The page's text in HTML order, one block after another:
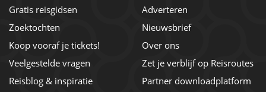
Gratis reisgidsen
Zoektochten
Koop vooraf je tickets!
Veelgestelde vragen
Reisblog & inspiratie
Adverteren
Nieuwsbrief
Over ons
Zet je verblijf op Reisroutes
Partner downloadplatform